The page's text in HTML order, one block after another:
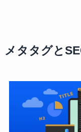
メタタグと